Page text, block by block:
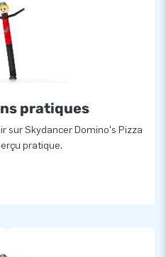
pratiques
sur Skydancer Domino's Pizza
pratique.